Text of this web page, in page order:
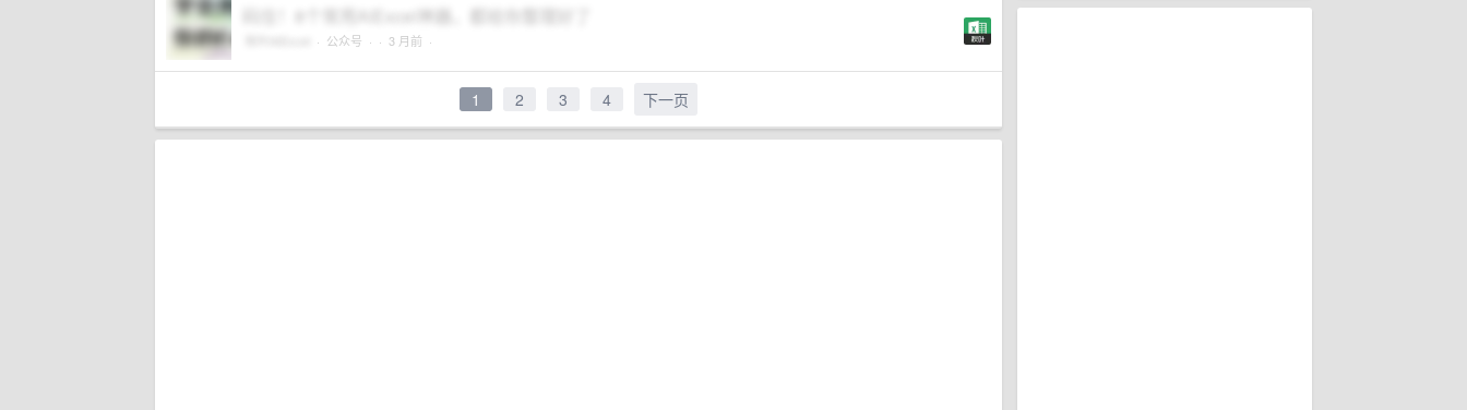
码住！8个常用AIExcel神器，都给你整理好了
· 公众号 · · 3 月前 ·
1 2 3 4 下一页